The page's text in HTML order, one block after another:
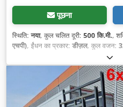
पूछना
स्थिति:नया, कुल चलित दूरी: 500 कि.मी.,
एचपी), ईंधन का प्रकार: डीज़ल, कुल वजन:
,
2,550 मिमी, कुल ऊँचाई:3,850 मिमी,
इलेक्ट्रॉनिक स्टेबिलिटी प्रोग्राम (ESP),
प्रणाली, पार्किंग हीटर,